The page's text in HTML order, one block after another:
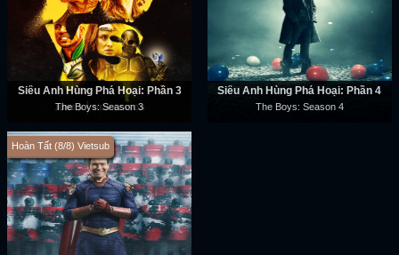
Siêu Anh Hùng Phá Hoại: Phần 3
The Boys: Season 3
Siêu Anh Hùng Phá Hoại: Phần 4
The Boys: Season 4
Hoàn Tất (8/8) Vietsub